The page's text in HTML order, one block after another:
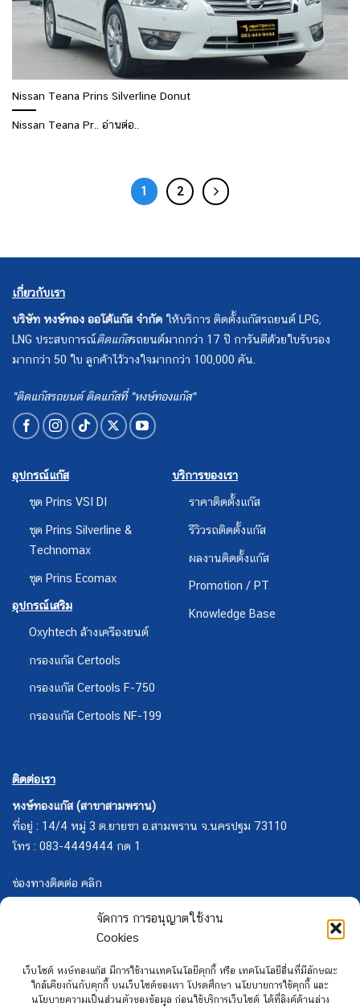
จัดการ การอนุญาตใช้งาน
Cookies
เว็บไซต์ หงษ์ทองแก๊ส มีการใช้งานเทคโนโลยีคุกกี้ หรือ เทคโนโลยีอื่นที่มีลักษณะ
ใกล้เคียงกันกับคุกกี้ บนเว็บไซต์ของเรา โปรดศึกษา นโยบายการใช้คุกกี้ และ
นโยบายความเป็นส่วนตัวของข้อมูล ก่อนใช้บริการเว็บไซต์ ได้ที่ลิงค์ด้านล่าง
Nissan Teana Prins Silverline Donut
Nissan Teana Pr.. อ่านต่อ..
1 2
เกี่ยวกับเรา
บริษัท หงษ์ทอง ออโต้แก๊ส จำกัด ให้บริการ ติดตั้งแก๊สรถยนต์ LPG,
LNG ประสบการณ์ติดแก๊สรถยนต์มากกว่า 17 ปี การันตีด้วยใบรับรอง
มากกว่า 50 ใบ ลูกค้าไว้วางใจมากกว่า 100,000 คัน.
"ติดแก๊สรถยนต์ ติดแก๊สที่ "หงษ์ทองแก๊ส"
อุปกรณ์แก๊ส
ชุด Prins VSI DI
ชุด Prins Silverline &
Technomax
ชุด Prins Ecomax
อุปกรณ์เสริม
Oxyhtech ล้างเครืองยนต์
กรองแก๊ส Certools
กรองแก๊ส Certools F-750
กรองแก๊ส Certools NF-199
บริการของเรา
ราคาติดตั้งแก๊ส
รีวิวรถติดตั้งแก๊ส
ผลงานติดตั้งแก๊ส
Promotion / PT
Knowledge Base
ติดต่อเรา
หงษ์ทองแก๊ส (สาขาสามพราน)
ที่อยู่ : 14/4 หมู่ 3 ต.ยายชา อ.สามพราน จ.นครปฐม 73110
โทร : 083-4449444 กด 1
ช่องทางติดต่อ คลิก